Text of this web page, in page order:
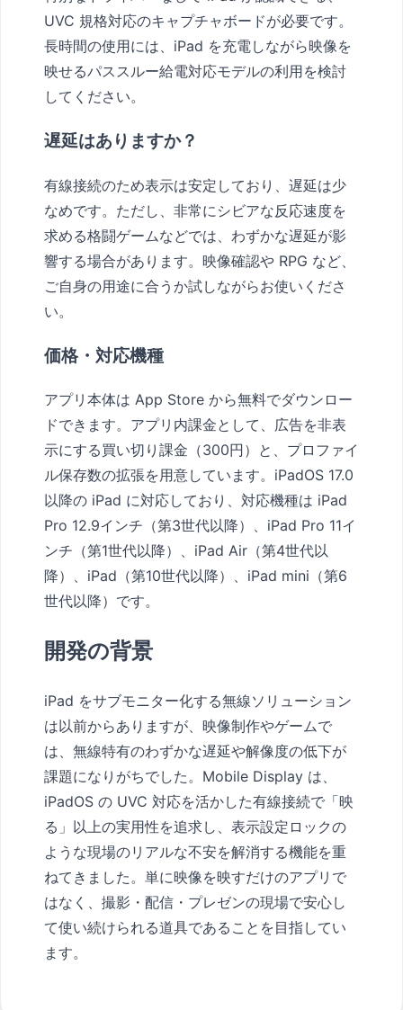
UVC 規格対応のキャプチャボードが必要です。
長時間の使用には、iPad を充電しながら映像を
映せるパススルー給電対応モデルの利用を検討
してください。
遅延はありますか？
有線接続のため表示は安定しており、遅延は少
なめです。ただし、非常にシビアな反応速度を
求める格闘ゲームなどでは、わずかな遅延が影
響する場合があります。映像確認や RPG など、
ご自身の用途に合うか試しながらお使いくださ
い。
価格・対応機種
アプリ本体は App Store から無料でダウンロー
ドできます。アプリ内課金として、広告を非表
示にする買い切り課金（300円）と、プロファイ
ル保存数の拡張を用意しています。iPadOS 17.0
以降の iPad に対応しており、対応機種は iPad
Pro 12.9インチ（第3世代以降）、iPad Pro 11イ
ンチ（第1世代以降）、iPad Air（第4世代以
降）、iPad（第10世代以降）、iPad mini（第6
世代以降）です。
開発の背景
iPad をサブモニター化する無線ソリューション
は以前からありますが、映像制作やゲームで
は、無線特有のわずかな遅延や解像度の低下が
課題になりがちでした。Mobile Display は、
iPadOS の UVC 対応を活かした有線接続で「映
る」以上の実用性を追求し、表示設定ロックの
ような現場のリアルな不安を解消する機能を重
ねてきました。単に映像を映すだけのアプリで
はなく、撮影・配信・プレゼンの現場で安心し
て使い続けられる道具であることを目指してい
ます。